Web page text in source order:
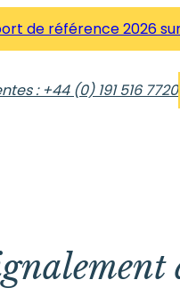
de référence 2026
: +44 (0) 191 516 7720